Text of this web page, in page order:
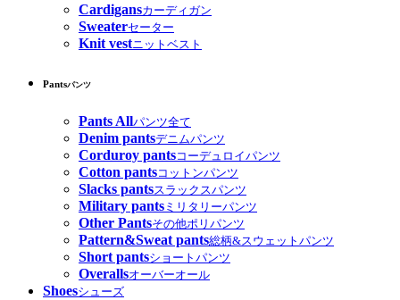
Cardigansカーディガン
Sweaterセーター
Knit vestニットベスト
Pantsパンツ
Pants Allパンツ全て
Denim pantsデニムパンツ
Corduroy pantsコーデュロイパンツ
Cotton pantsコットンパンツ
Slacks pantsスラックスパンツ
Military pants ミリタリーパンツ
Other Pantsその他ポリパンツ
Pattern&Sweat pants総柄&スウェットパンツ
Short pantsショートパンツ
Overallsオーバーオール
Shoesシューズ